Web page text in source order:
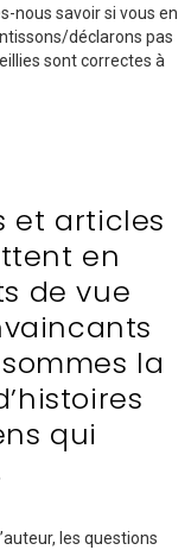
nous savoir si vous en
déclarons pas
sont correctes à
et articles
en
de vue
la
qui
les questions